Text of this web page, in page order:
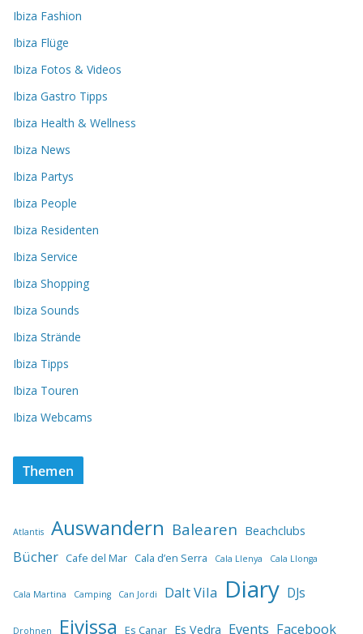
Ibiza Fashion
Ibiza Flüge
Ibiza Fotos & Videos
Ibiza Gastro Tipps
Ibiza Health & Wellness
Ibiza News
Ibiza Partys
Ibiza People
Ibiza Residenten
Ibiza Service
Ibiza Shopping
Ibiza Sounds
Ibiza Strände
Ibiza Tipps
Ibiza Touren
Ibiza Webcams
Themen
Atlantis Auswandern Balearen Beachclubs
Bücher Cafe del Mar Cala d’en Serra Cala Llenya Cala Llonga
Cala Martina Camping Can Jordi Dalt Vila Diary DJs
Drohnen Eivissa Es Canar Es Vedra Events Facebook